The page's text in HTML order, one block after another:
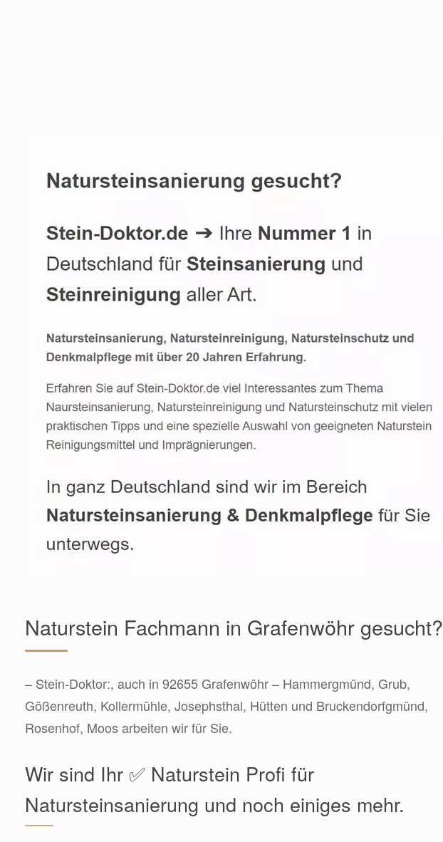
Naturstein Fachmann in Grafenwöhr gesucht?
– Stein-Doktor:, auch in 92655 Grafenwöhr – Hammergmünd, Grub,
Gößenreuth, Kollermühle, Josephsthal, Hütten und Bruckendorfgmünd,
Rosenhof, Moos arbeiten wir für Sie.
Wir sind Ihr ✅ Naturstein Profi für
Natursteinsanierung und noch einiges mehr.